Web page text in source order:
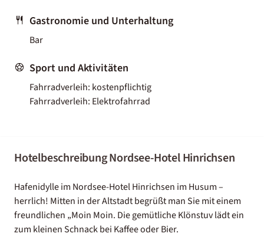
Gastronomie und Unterhaltung
Bar
Sport und Aktivitäten
Fahrradverleih: kostenpflichtig
Fahrradverleih: Elektrofahrrad
Hotelbeschreibung Nordsee-Hotel Hinrichsen
Hafenidylle im Nordsee-Hotel Hinrichsen im Husum –
herrlich! Mitten in der Altstadt begrüßt man Sie mit einem
freundlichen „Moin Moin. Die gemütliche Klönstuv lädt ein
zum kleinen Schnack bei Kaffee oder Bier.